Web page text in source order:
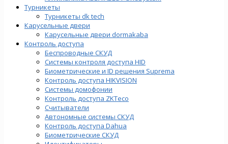
Турникеты
Турникеты dk tech
Карусельные двери
Карусельные двери dormakaba
Контроль доступа
Беспроводные СКУД
Системы контроля доступа HID
Биометрические и ID решения Suprema
Контроль доступа HIKVISION
Системы домофонии
Контроль доступа ZKTeco
Считыватели
Автономные системы СКУД
Контроль доступа Dahua
Биометрические СКУД